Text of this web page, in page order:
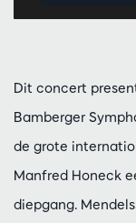
Dit concert
Bamberger
de grote
Manfred Honeck
diepgang.